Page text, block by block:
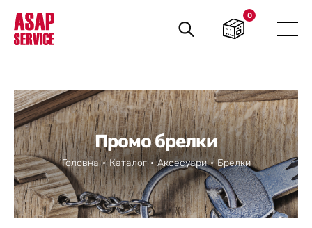
Пошук
товарів
0
Промо брелки
Головна Каталог Аксесуари Брелки